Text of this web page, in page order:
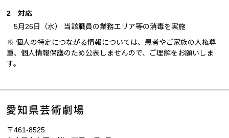
2 対応
5月26日（水） 当該職員の業務エリア等の消毒を実施
※ 個人の特定につながる情報については、患者やご家族の人権尊
重、個人情報保護のため公表しませんので、ご理解をお願いしま
す。
〒461-8525